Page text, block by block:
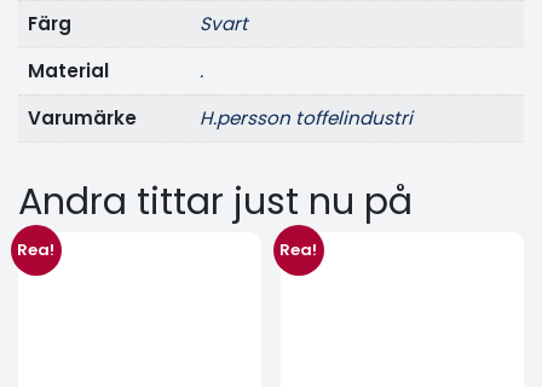
Färg
svart
Material
.
Varumärke
h.persson toffelindustri
Andra tittar just nu på
Rea! Rea!